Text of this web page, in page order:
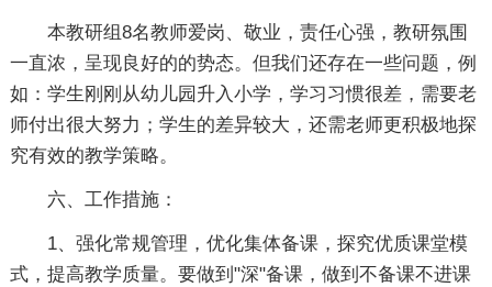
本教研组8名教师爱岗、敬业，责任心强，教研氛围
一直浓，呈现良好的的势态。但我们还存在一些问题，例
如：学生刚刚从幼儿园升入小学，学习习惯很差，需要老
师付出很大努力；学生的差异较大，还需老师更积极地探
究有效的教学策略。
六、工作措施：
1、强化常规管理，优化集体备课，探究优质课堂模
式，提高教学质量。要做到"深"备课，做到不备课不进课